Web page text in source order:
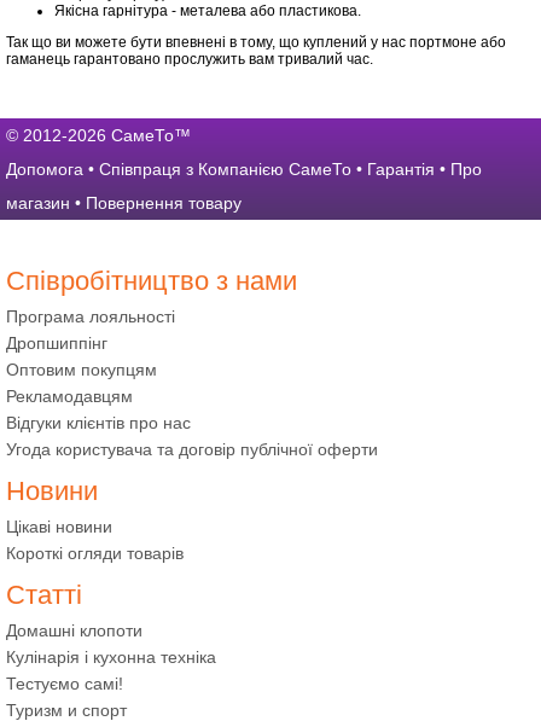
Якісна гарнітура - металева або пластикова.
Так що ви можете бути впевнені в тому, що куплений у нас портмоне або
гаманець гарантовано прослужить вам тривалий час.
© 2012-2026 СамеТо™
Допомога • Співпраця з Компанією СамеТо • Гарантія • Про
магазин • Повернення товару
Співробітництво з нами
Програма лояльності
Дропшиппінг
Оптовим покупцям
Рекламодавцям
Відгуки клієнтів про нас
Угода користувача та договір публічної оферти
Новини
Цікаві новини
Короткі огляди товарів
Статті
Домашні клопоти
Кулінарія і кухонна техніка
Тестуємо самі!
Туризм и спорт